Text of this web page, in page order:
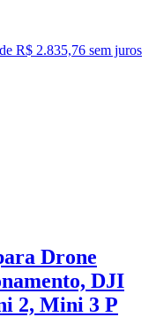
R$ 2.835,76 sem juros
Drone
DJI
2, Mini 3 P